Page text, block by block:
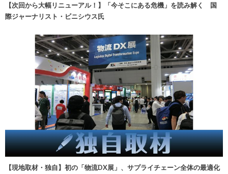
【次回から大幅リニューアル！】「今そこにある危機」を読み解く 国
際ジャーナリスト・ビニシウス氏
【現地取材・独自】初の「物流DX展」、サプライチェーン全体の最適化